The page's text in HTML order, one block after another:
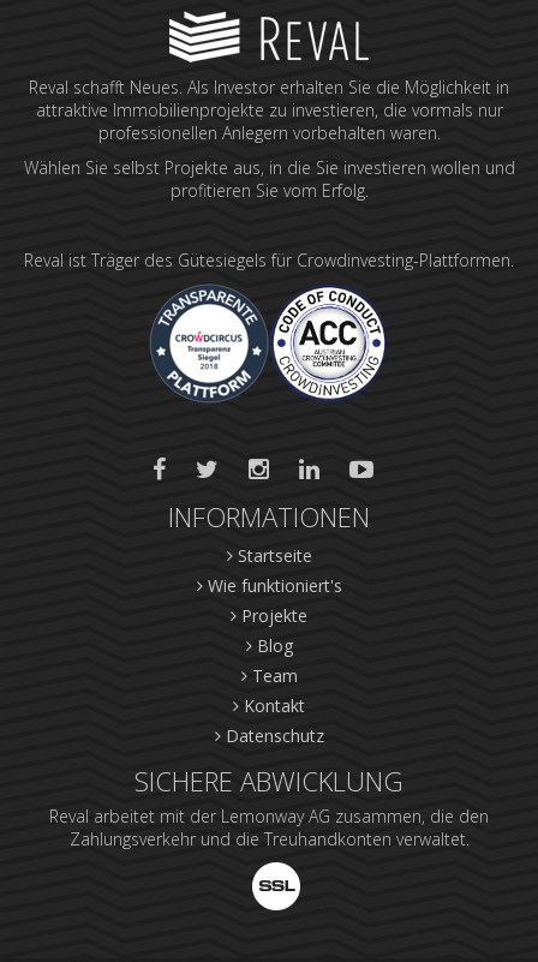
Reval schafft Neues. Als Investor erhalten Sie die Möglichkeit in
attraktive Immobilienprojekte zu investieren, die vormals nur
professionellen Anlegern vorbehalten waren.
Wählen Sie selbst Projekte aus, in die Sie investieren wollen und
profitieren Sie vom Erfolg.
Reval ist Träger des Gütesiegels für Crowdinvesting-Plattformen.
INFORMATIONEN
Startseite
Wie funktioniert's
Projekte
Blog
Team
Kontakt
Datenschutz
SICHERE ABWICKLUNG
Reval arbeitet mit der Lemonway AG zusammen, die den
Zahlungsverkehr und die Treuhandkonten verwaltet.